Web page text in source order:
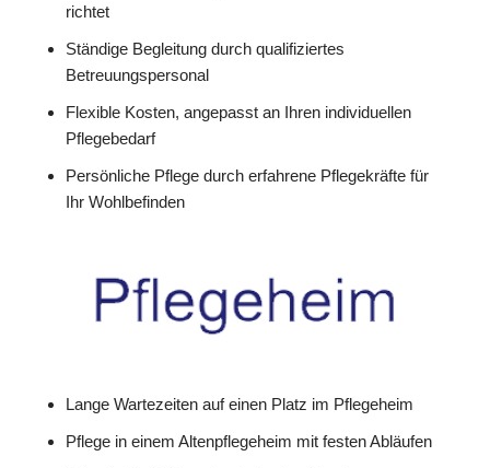
richtet
Ständige Begleitung durch qualifiziertes
Betreuungspersonal
Flexible Kosten, angepasst an Ihren individuellen
Pflegebedarf
Persönliche Pflege durch erfahrene Pflegekräfte für
Ihr Wohlbefinden
Lange Wartezeiten auf einen Platz im Pflegeheim
Pflege in einem Altenpflegeheim mit festen Abläufen